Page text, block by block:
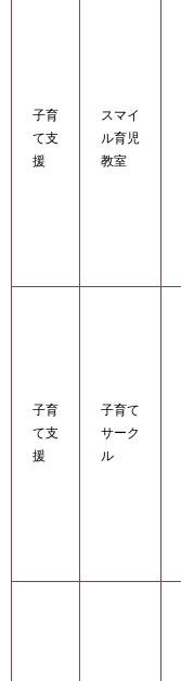
子育
て支
援
スマイ
ル育児
教室
子育
て支
援
子育て
サーク
ル